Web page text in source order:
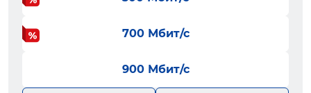
700 Мбит/с
900 Мбит/с